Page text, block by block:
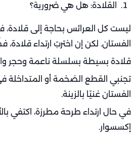
القلادة: هل هي ضرورية؟
ليست كل العرائس بحاجة إلى
الفستان. لكن إن اخترتِ ارتداء
قلادة بسيطة بسلسلة ناعمة وحجر
تجنبي القطع الضخمة أو المتداخلة
الفستان غنيًا بالزينة.
في حال ارتداء طرحة مطرزة، اكتفي
إكسسوار.